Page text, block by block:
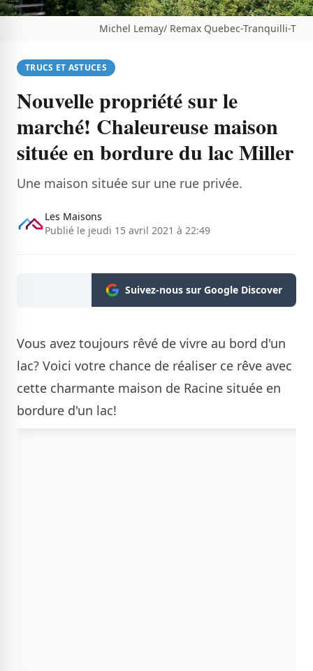
Michel Lemay/ Remax Quebec-Tranquilli-T
TRUCS ET ASTUCES
Nouvelle propriété sur le
marché! Chaleureuse maison
située en bordure du lac Miller
Une maison située sur une rue privée.
Les Maisons
Publié le jeudi 15 avril 2021 à 22:49
Suivez-nous sur Google Discover
Vous avez toujours rêvé de vivre au bord d'un
lac? Voici votre chance de réaliser ce rêve avec
cette charmante maison de Racine située en
bordure d'un lac!